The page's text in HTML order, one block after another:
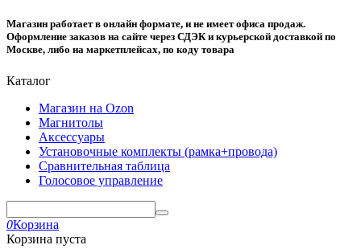
Магазин работает в онлайн формате, и не имеет офиса продаж.
Оформление заказов на сайте через СДЭК и курьерской доставкой по
Москве, либо на маркетплейсах, по коду товара
Каталог
Магазин на Ozon
Магнитолы
Аксессуары
Установочные комплекты (рамка+провода)
Сравнительная таблица
Голосовое управление
0Корзина
Корзина пуста